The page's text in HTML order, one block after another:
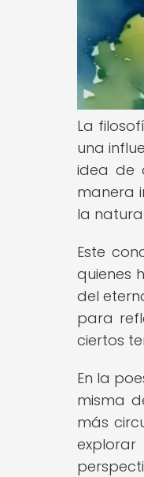
La
una
idea de
manera
la
Este
quienes
del
para
ciertos
En la
misma
más